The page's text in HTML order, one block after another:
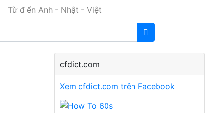
Từ điển Anh - Nhật - Việt
cfdict.com
Xem cfdict.com trên Facebook